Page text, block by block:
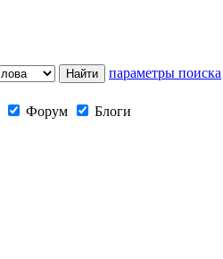
параметры поиска
Форум
Блоги